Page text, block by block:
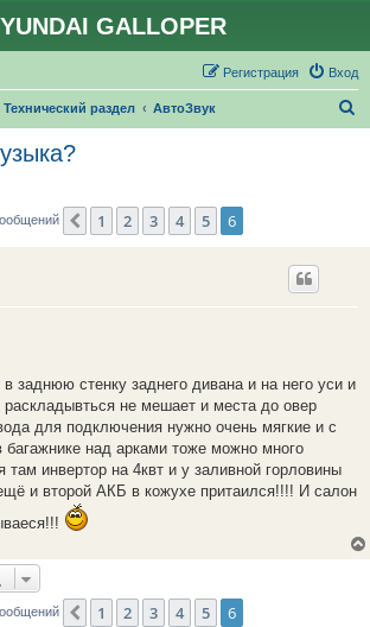
GALLOPER
Вход
Регистрация
Технический раздел АвтоЗвук
Пред.
1 2 3 4 5 6
заднюю стенку заднего дивана и на него уси и
не мешает и места до овер
для подключения нужно очень мягкие и с
над арками тоже можно много
там инвертор на 4квт и у заливной горловины
и второй АКБ в кожухе притаился!!!! И салон
Пред.
1 2 3 4 5 6